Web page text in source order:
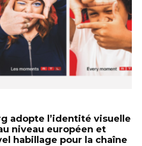
adopte l’identité visuelle
niveau européen et
habillage pour la chaîne